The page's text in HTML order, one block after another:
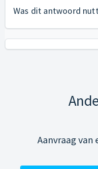
Was dit antwoord
Aanvraag